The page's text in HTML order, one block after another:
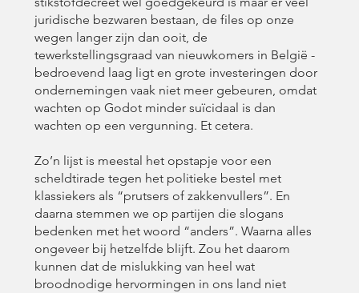
juridische bezwaren bestaan, de files op onze
wegen langer zijn dan ooit, de
tewerkstellingsgraad van nieuwkomers in België ­
bedroevend laag ligt en grote in­vesteringen door
ondernemingen vaak niet meer gebeuren, omdat
wachten op Godot minder suïcidaal is dan
wachten op een vergunning. Et cetera.
Zo’n lijst is meestal het opstapje voor een
scheldtirade tegen het politieke bestel met
klassiekers als “prutsers of zakkenvullers”. En
daarna stemmen we op partijen die slogans
bedenken met het woord “anders”. Waarna alles
ongeveer bij hetzelfde blijft. Zou het daarom
kunnen dat de mislukking van heel wat
broodnodige hervormingen in ons land niet